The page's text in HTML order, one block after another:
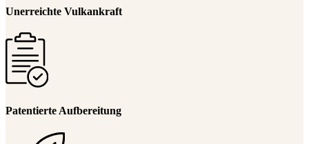
Unerreichte Vulkankraft
Patentierte Aufbereitung